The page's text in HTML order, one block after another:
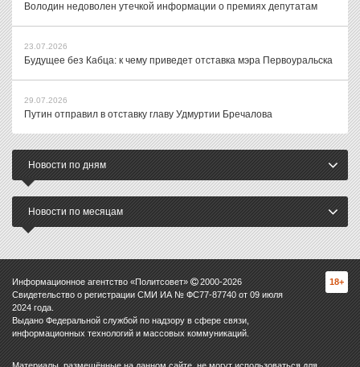
Володин недоволен утечкой информации о премиях депутатам
23.07.2026
Будущее без Кабца: к чему приведет отставка мэра Первоуральска
29.07.2026
Путин отправил в отставку главу Удмуртии Бречалова
Новости по дням
Новости по месяцам
Информационное агентство «Политсовет» 2000-2026
Свидетельство о регистрации СМИ ИА № ФС77-87740 от 09 июля
2024 года.
Выдано Федеральной службой по надзору в сфере связи,
информационных технологий и массовых коммуникаций.
18+